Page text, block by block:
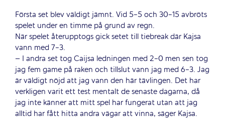
Första set blev väldigt jämnt. Vid 5-5 och 30-15 avbröts
spelet under en timme på grund av regn.
När spelet återupptogs gick setet till tiebreak där Kajsa
vann med 7-3.
– I andra set tog Caijsa ledningen med 2-0 men sen tog
jag fem game på raken och tillslut vann jag med 6-3. Jag
är väldigt nöjd att jag vann den här tävlingen. Det har
verkligen varit ett test mentalt de senaste dagarna, då
jag inte känner att mitt spel har fungerat utan att jag
alltid har fått hitta andra vägar att vinna, säger Kajsa.